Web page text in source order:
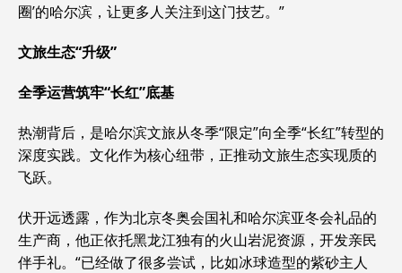
圈’的哈尔滨，让更多人关注到这门技艺。”
文旅生态“升级”
全季运营筑牢“长红”底基
热潮背后，是哈尔滨文旅从冬季“限定”向全季“长红”转型的
深度实践。文化作为核心纽带，正推动文旅生态实现质的
飞跃。
伏开远透露，作为北京冬奥会国礼和哈尔滨亚冬会礼品的
生产商，他正依托黑龙江独有的火山岩泥资源，开发亲民
伴手礼。“已经做了很多尝试，比如冰球造型的紫砂主人